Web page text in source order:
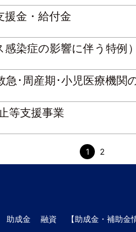
援金・給付金
染症の影響に伴う特例）
･周産期･小児医療機関
等支援事業
1 2
助成金 融資 【助成金・補助金